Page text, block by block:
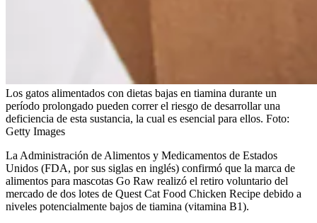
Los gatos alimentados con dietas bajas en tiamina durante un
período prolongado pueden correr el riesgo de desarrollar una
deficiencia de esta sustancia, la cual es esencial para ellos. Foto:
Getty Images
La Administración de Alimentos y Medicamentos de Estados
Unidos (FDA, por sus siglas en inglés) confirmó que la marca de
alimentos para mascotas Go Raw realizó el retiro voluntario del
mercado de dos lotes de Quest Cat Food Chicken Recipe debido a
niveles potencialmente bajos de tiamina (vitamina B1).